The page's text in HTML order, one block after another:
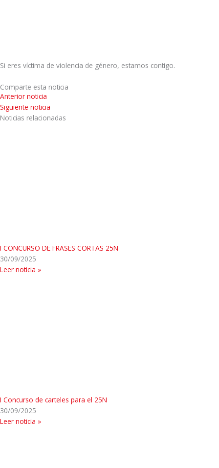
Si eres víctima de violencia de género, estamos contigo.
Comparte esta noticia
Anterior noticia
Siguiente noticia
Noticias relacionadas
I CONCURSO DE FRASES CORTAS 25N
30/09/2025
Leer noticia »
I Concurso de carteles para el 25N
30/09/2025
Leer noticia »